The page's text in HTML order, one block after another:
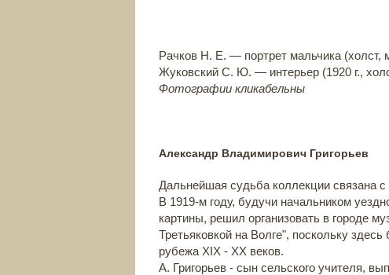
Рачков Н. Е. — портрет мальчика (холст,
Жуковский С. Ю. — интерьер (1920 г.,
Фотографии кликабельны
Александр Владимирович Григорьев
Дальнейшая судьба коллекции связана
В 1919-м году, будучи начальником
картины, решил организовать в городе
Третьяковкой на Волге", поскольку
рубежа XIX - XX веков.
А. Григорьев - сын сельского учителя,